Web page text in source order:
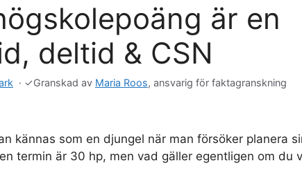
är en
deltid & CSN
· ✓Granskad av Maria Roos, ansvarig för faktagranskning
kännas som en djungel när man försöker planera
termin är 30 hp, men vad gäller egentligen om du